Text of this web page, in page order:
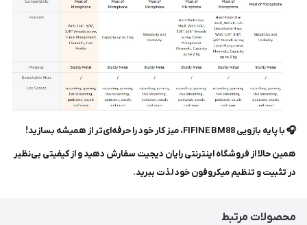
🎧 با پایه بازویی FIFINE BM88، میز کار خود را حرفه‌ای‌تر از همیشه بسازید!
همین حالا از فروشگاه اینترنتی رایان دیجیت سفارش دهید و از کیفیتی بی‌نظیر
در تثبیت و تنظیم میکروفون خود لذت ببرید.
محصولات مرتبط